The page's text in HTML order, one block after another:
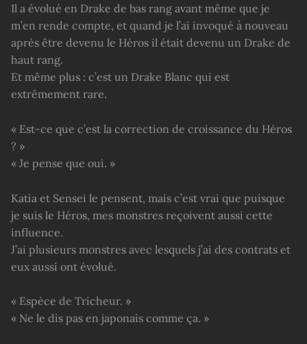
Il a évolué en Drake de bas rang avant même que je
m’en rende compte, et quand je l’ai invoqué à nouveau
après être devenu le Héros il était devenu un Drake de
haut rang.
Et même plus : c’est un Drake Blanc qui est
extrêmement rare.
« Est-ce que c’est la correction de croissance du Héros
? »
« Je pense que oui. »
Katia et Sensei le pensent, mais c’est vrai que puisque
je suis le Héros, mes monstres reçoivent aussi cette
influence.
J’ai plusieurs monstres avec lesquels j’ai des contrats et
eux aussi ont évolué.
« Espèce de Tricheur. »
« Ne le dis pas en japonais comme ça. »